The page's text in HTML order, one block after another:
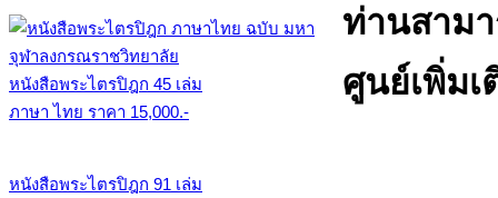
หนังสือพระไตรปิฎก 45 เล่ม
ภาษา ไทย ราคา 15,000.-
หนังสือพระไตรปิฎก 91 เล่ม
ท่านสาม
ศูนย์เพิ่มเ